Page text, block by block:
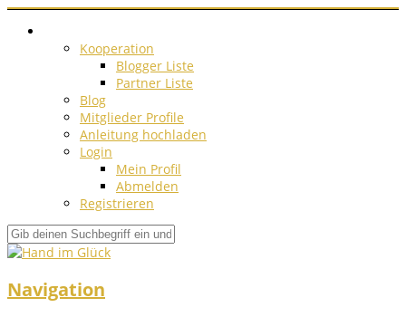
Kooperation
Blogger Liste
Partner Liste
Blog
Mitglieder Profile
Anleitung hochladen
Login
Mein Profil
Abmelden
Registrieren
Navigation